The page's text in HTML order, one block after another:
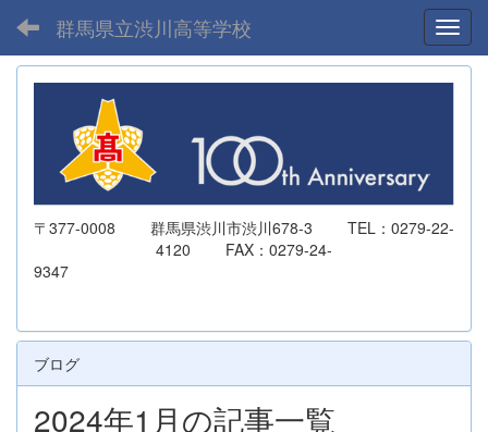
群馬県立渋川高等学校
〒377-0008 群馬県渋川市渋川678-3 TEL：0279-22-
4120 FAX：0279-24-
9347
ブログ
2024年1月の記事一覧